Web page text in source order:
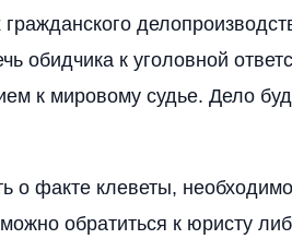
обидчика к уголовной
к мировому судье. Дело
о факте клеветы,
обратиться к юристу